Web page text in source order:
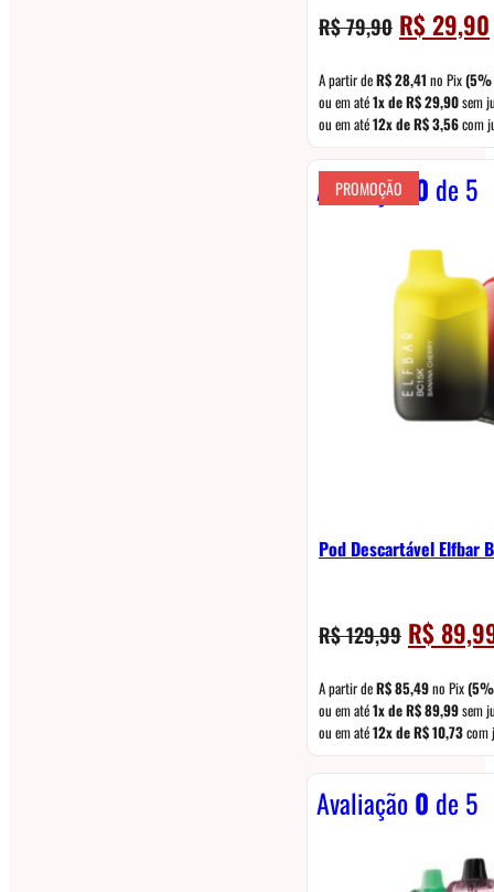
R$79,90 O
preço
original
era:
R$ 79,90.
R$29,90
A partir deR$28,41 no Pix(5%
ou em até1x deR$29,90sem
ou em até12x deR$3,56com
Avaliação 0 de 5
PROMOÇÃO
Pod Descartável Elfbar
R$129,99 O
preço
original
era:
R$ 129,99.
R$
A partir deR$85,49no Pix
ou em até1x deR$89,99sem
ou em até12x deR$10,73com
Avaliação0 de 5